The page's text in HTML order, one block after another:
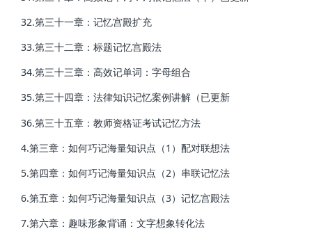
32.第三十一章：记忆宫殿扩充
33.第三十二章：标题记忆宫殿法
34.第三十三章：高效记单词：字母组合
35.第三十四章：法律知识记忆案例讲解（已更新
36.第三十五章：教师资格证考试记忆方法
4.第三章：如何巧记海量知识点（1）配对联想法
5.第四章：如何巧记海量知识点（2）串联记忆法
6.第五章：如何巧记海量知识点（3）记忆宫殿法
7.第六章：趣味形象背诵：文字想象转化法